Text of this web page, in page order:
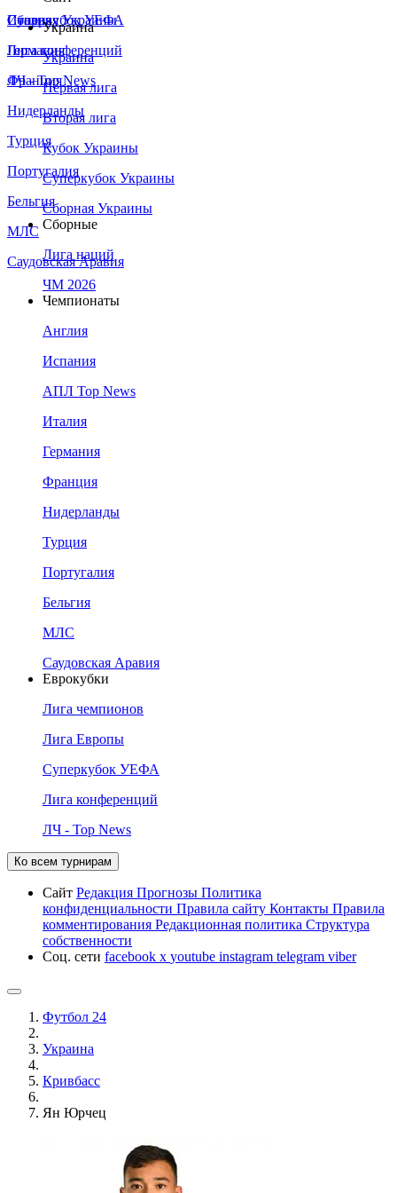
Сборная Украины
Италия
Германия
Франция
Нидерланды
Турция
Португалия
Бельгия
МЛС
Саудовская Аравия
Суперкубок УЕФА
Лига конференций
ЛЧ - Top News
Украина
Украина
Первая лига
Вторая лига
Кубок Украины
Суперкубок Украины
Сборная Украины
Сборные
Лига наций
ЧМ 2026
Чемпионаты
Англия
Испания
АПЛ Top News
Италия
Германия
Франция
Нидерланды
Турция
Португалия
Бельгия
МЛС
Саудовская Аравия
Еврокубки
Лига чемпионов
Лига Европы
Суперкубок УЕФА
Лига конференций
ЛЧ - Top News
Ко всем турнирам
Сайт Редакция Прогнозы Политика
конфиденциальности Правила сайту Контакты Правила
комментирования Редакционная политика Структура
собственности
Соц. сети facebook x youtube instagram telegram viber
Футбол 24
Украина
Кривбасс
Ян Юрчец